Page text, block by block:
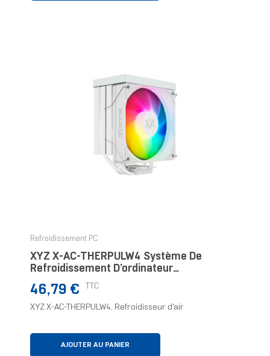
Refroidissement PC
XYZ X-AC-THERPULW4 Système De
Refroidissement D’ordinateur
Refroidisseur D'air
Prix
46,79 € TTC
XYZ X-AC-THERPULW4, Refroidisseur d'air
AJOUTER AU PANIER